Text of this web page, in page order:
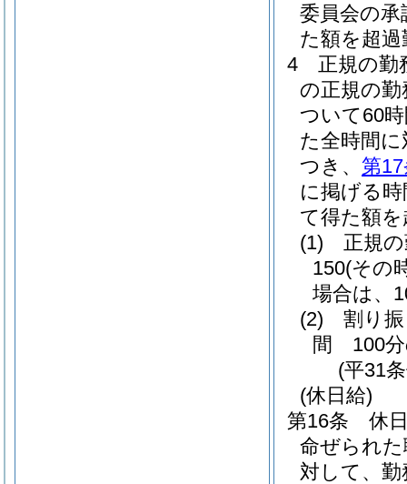
委員会の
た額を超
4
正規の勤
の正規の
ついて60
た全時間
つき、 第
に掲げる
て得た額
(1)
正規
150(その
場合は、
(2)
割り
間 100分
(平31
(休日給)
第16条
休
命ぜられ
対して、